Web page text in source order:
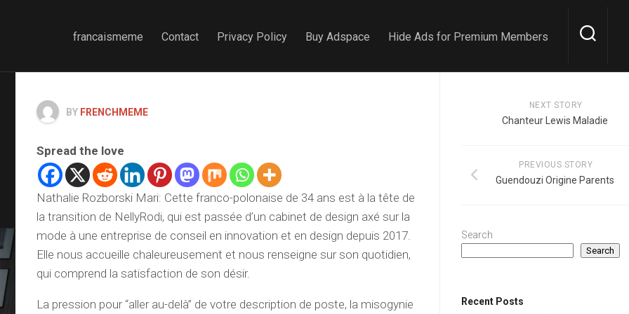
francaismeme Contact Privacy Policy Buy Adspace Hide Ads for Premium Members
BY FRENCHMEME
Spread the love
Nathalie Rozborski Mari: Cette franco-polonaise de 34 ans est à la tête de
la transition de NellyRodi, qui est passée d’un cabinet de design axé sur la
mode à une entreprise de conseil en innovation et en design depuis 2017.
Elle nous accueille chaleureusement et nous renseigne sur son quotidien,
qui comprend la satisfaction de son désir.
La pression pour “aller au-delà” de votre description de poste, la misogynie
NEXT STORY
Chanteur Lewis Maladie
PREVIOUS STORY
Guendouzi Origine Parents
Search
Search
Recent Posts